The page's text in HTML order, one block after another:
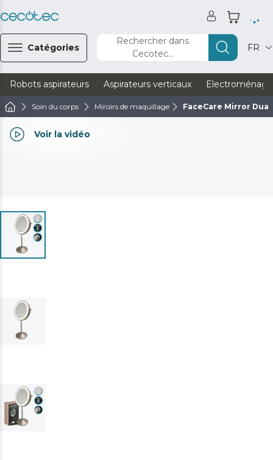
Catégories
Rechercher dans
Cecotec...
FR
Robots aspirateurs Aspirateurs verticaux
Soin du corps Miroirs de maquillage FaceCare Mirror Dual
Voir la vidéo